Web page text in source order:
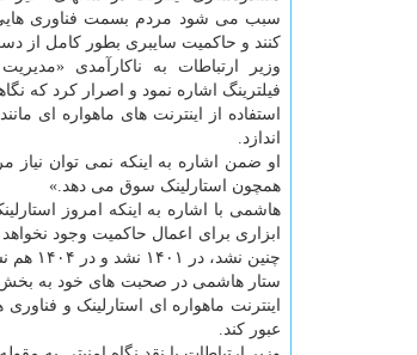
سبب می شود مردم بسمت فناوری هایی
کنند و حاکمیت سایبری بطور کامل از
وزیر ارتباطات به ناکارآمدی
فیلترینگ اشاره نمود و اصرار کرد که
استفاده از اینترنت های ماهواره ای
اندازد.
او ضمن اشاره به اینکه نمی توان
همچون استارلینک سوق می دهد.»
هاشمی با اشاره به اینکه امروز
چنین نشد، در ۱۴۰۱ نشد و در ۱۴۰۴ هم نشد.»
ستار هاشمی در صحبت های خود به بخش
اینترنت ماهواره ای استارلینک و
عبور کند.